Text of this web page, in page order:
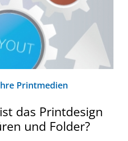
Printmedien
das Printdesign
und Folder?